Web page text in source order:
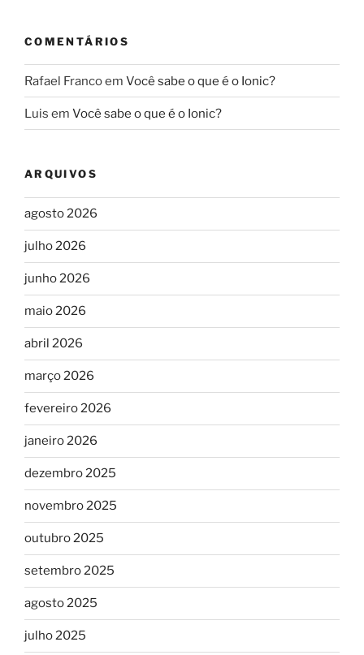
COMENTÁRIOS
Rafael Francoem Você sabe o que é o Ionic?
Luis em Você sabe o que é o Ionic?
ARQUIVOS
agosto 2026
julho 2026
junho 2026
maio 2026
abril 2026
março 2026
fevereiro 2026
janeiro 2026
dezembro 2025
novembro 2025
outubro 2025
setembro 2025
agosto 2025
julho 2025